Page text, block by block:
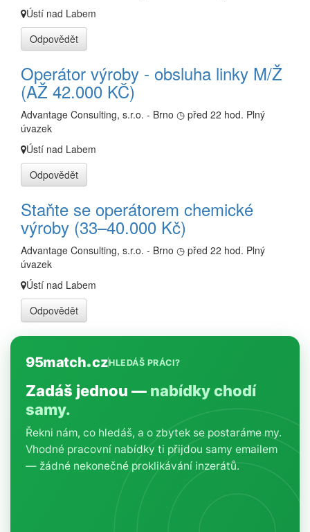
Ústí nad Labem
Odpovědět
Operátor výroby - obsluha linky M/Ž
(AŽ 42.000 KČ)
Advantage Consulting, s.r.o. - Brno ◷ před 22 hod. Plný
úvazek
Ústí nad Labem
Odpovědět
Staňte se operátorem chemické
výroby (33–40.000 Kč)
Advantage Consulting, s.r.o. - Brno ◷ před 22 hod. Plný
úvazek
Ústí nad Labem
Odpovědět
95match czHLEDÁŠ PRÁCI?
Zadáš jednou — nabídky chodí
samy.
Řekni nám, co hledáš, a o zbytek se postaráme my.
Vhodné pracovní nabídky ti přijdou samy emailem
— žádné nekonečné proklikávání inzerátů.